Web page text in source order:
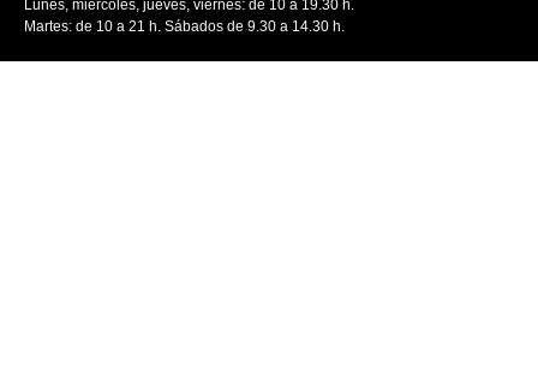
Lunes, miércoles, jueves, viernes: de 10 a 19.30 h.
Martes: de 10 a 21 h. Sábados de 9.30 a 14.30 h.